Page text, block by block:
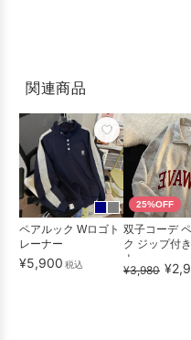
関連商品
ペアルック Wロゴト
レーナー
¥5,900 税込
25%OFF
双子コーデ
ク ジップ付
ナー
¥3,980